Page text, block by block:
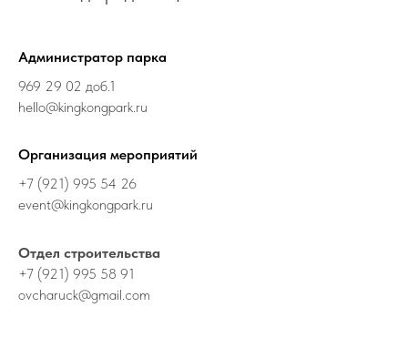
Администратор парка
969 29 02 доб.1
hello@kingkongpark.ru
Организация мероприятий
+7 (921) 995 54 26
event@kingkongpark.ru
Отдел строительства
+7 (921) 995 58 91
ovcharuck@gmail.com